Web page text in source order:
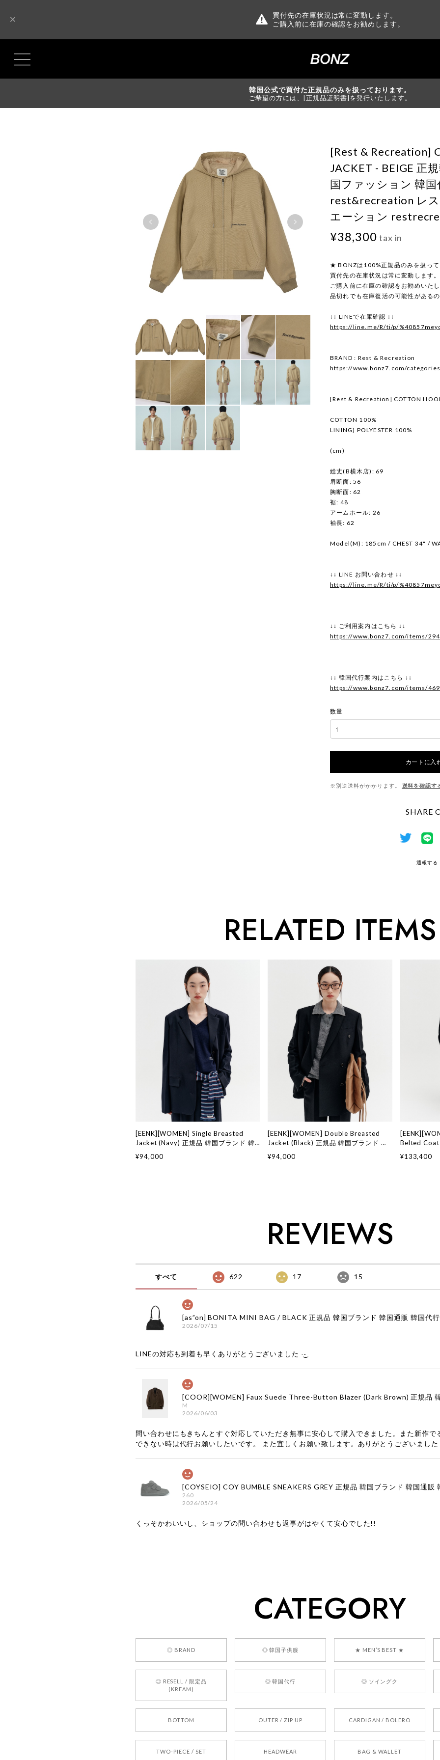
買付先の在庫状況は常に変動します。
ご購入前に在庫の確認をお勧めします。
韓国公式で買付た正規品のみを扱っております。
ご希望の方には、[正規品証明書]を発行いたします。
[Rest & Recreation]
JACKET - BEIGE 正
国ファッション 韓国
rest&recreation レ
エーション
¥38,300 tax in
★ BONZは100%正規品のみを扱って
買付先の在庫状況は常に変動します。
ご購入前に在庫の確認をお勧めいたし
品切れでも在庫復活の可能性がある
↓↓ LINEで在庫確認 ↓↓
https://line.me/R/ti/p/
BRAND : Rest & Recreation
https://www.bonz7.com/
[Rest & Recreation] COTTON
COTTON 100%
LINING) POLYESTER 100%
(cm)
総丈(B横木店): 69
肩断面: 56
胸断面: 62
裾: 48
アームホール: 26
袖長: 62
Model(M): 185cm / CHEST 34" /
↓↓ LINE お問い合わせ ↓↓
https://line.me/R/ti/p/
↓↓ ご利用案内はこちら ↓↓
https://www.bonz7.com/items/
↓↓ 韓国代行案内はこちら ↓↓
https://www.bonz7.com/items/
数量
カートに入
※別途送料がかかります。 送料を確認す
SHARE
通報する
RELATED ITEMS
[EENK][WOMEN] Single Breasted
Jacket (Navy) 正規品 韓国ブランド 韓
ク 日本 店舗
¥94,000
[EENK][WOMEN] Double Breasted
Jacket (Black) 正規品 韓国ブランド 韓
ク 日本 店舗
¥94,000
Belted Coat
インク 日本
¥133,400
REVIEWS
すべて 622 17 15
2026/07/15
LINEの対応も到着も早くありがとうございました‪ ·͜·
M
2026/06/03
問い合わせにもきちんとすぐ対応していただき無事に安心して購入できました。また新作で
できない時は代行お願いしたいです。 また宜しくお願い致します。ありがとうございました
260
2026/05/24
くっそかわいいし、ショップの問い合わせも返事がはやくて安心でした!!
2026/05/24
250
2026/05/24
CATEGORY
◎ BRAND ◎ 韓国子供服 ★ MEN’S BEST ★
◎ RESELL / 限定品
(KREAM)
◎ 韓国代行 ◎ ソイングク
BOTTOM OUTER / ZIP UP CARDIGAN / BOLERO
TWO-PIECE / SET HEADWEAR BAG & WALLET